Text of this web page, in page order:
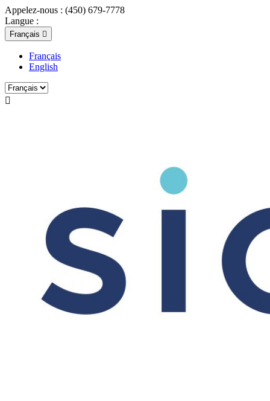
Appelez-nous : (450) 679-7778
Langue :
Français 
Français
English
